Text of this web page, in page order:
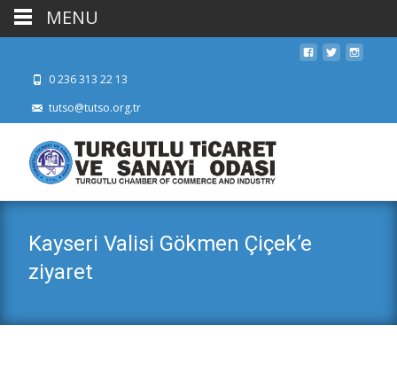
0 236 313 22 13
tutso@tutso.org.tr
Kayseri Valisi Gökmen Çiçek’e
ziyaret
MENU